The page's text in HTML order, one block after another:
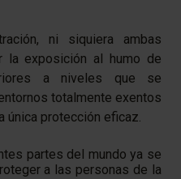
ni siquiera ambas
la exposición al humo de
a niveles que se
totalmente exentos
única protección eficaz.
partes del mundo ya se
a las personas de la